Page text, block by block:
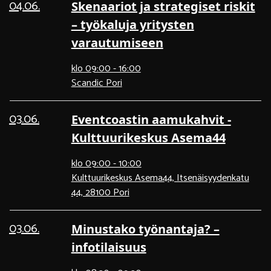
04.06.
Skenaariot ja strategiset riskit
– työkaluja yritysten
varautumiseen
klo 09:00 - 16:00
Scandic Pori
03.06.
Eventcoastin aamukahvit -
Kulttuurikeskus Asema44
klo 09:00 - 10:00
Kulttuurikeskus Asema44, Itsenäisyydenkatu
44, 28100 Pori
03.06.
Minustako työnantaja? –
infotilaisuus